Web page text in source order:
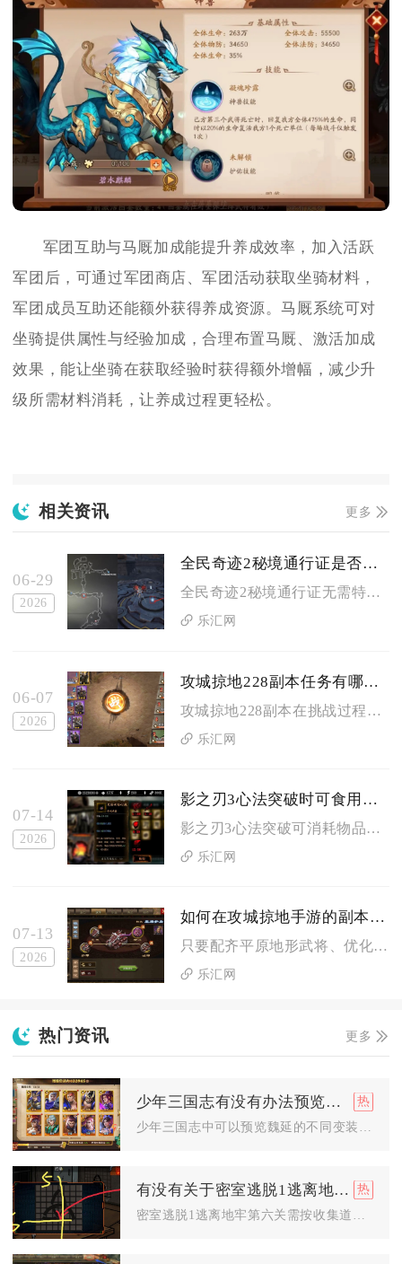
军团互助与马厩加成能提升养成效率，加入活跃
军团后，可通过军团商店、军团活动获取坐骑材料，
军团成员互助还能额外获得养成资源。马厩系统可对
坐骑提供属性与经验加成，合理布置马厩、激活加成
效果，能让坐骑在获取经验时获得额外增幅，减少升
级所需材料消耗，让养成过程更轻松。
相关资讯 更多
06-29
2026
全民奇迹2秘境通行证是否需要特定等级才能获得
全民奇迹2秘境通行证无需特定等级即可获得，玩家只要解锁对应秘...
乐汇网
06-07
2026
攻城掠地228副本任务有哪些限制条件
攻城掠地228副本在挑战过程中存在兵力配置、武将搭配、装备品...
乐汇网
07-14
2026
影之刃3心法突破时可食用哪些物品
影之刃3心法突破可消耗物品分为四大类：记忆系列通用进阶材料、...
乐汇网
07-13
2026
如何在攻城掠地手游的副本中过马超关
只要配齐平原地形武将、优化装备属性并严格把控战法格挡时机，就...
乐汇网
热门资讯 更多
少年三国志有没有办法预览魏延的不同变装效果
少年三国志中可以预览魏延的不同变装效果，核心通过武将详情页、...
有没有关于密室逃脱1逃离地牢第六关的攻略分享
密室逃脱1逃离地牢第六关需按收集道具、组合工具、破解机关、解...